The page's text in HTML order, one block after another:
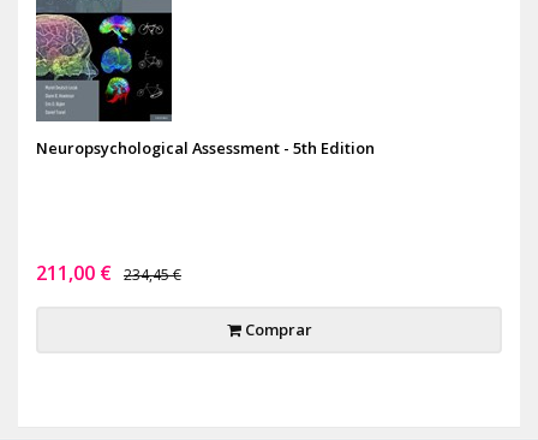
Neuropsychological Assessment - 5th Edition
211,00 € 234,45 €
Comprar